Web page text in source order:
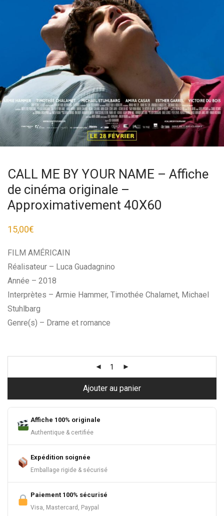
CALL ME BY YOUR NAME – Affiche
de cinéma originale –
Approximativement 40X60
15,00€
FILM AMÉRICAIN
Réalisateur – Luca Guadagnino
Année – 2018
Interprètes – Armie Hammer, Timothée Chalamet, Michael
Stuhlbarg
Genre(s) – Drame et romance
Ajouter au panier
Affiche 100% originale
Authentique & certifiée
Expédition soignée
Emballage rigide & sécurisé
Paiement 100% sécurisé
Visa, Mastercard, Paypal